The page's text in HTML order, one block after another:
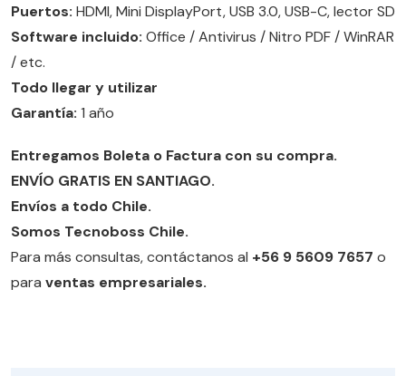
Puertos: HDMI, Mini DisplayPort, USB 3.0, USB-C, lector SD
Software incluido: Office / Antivirus / Nitro PDF / WinRAR
/ etc.
Todo llegar y utilizar
Garantía: 1 año
Entregamos Boleta o Factura con su compra.
ENVÍO GRATIS EN SANTIAGO.
Envíos a todo Chile.
Somos Tecnoboss Chile.
Para más consultas, contáctanos al +56 9 5609 7657 o
para ventas empresariales.